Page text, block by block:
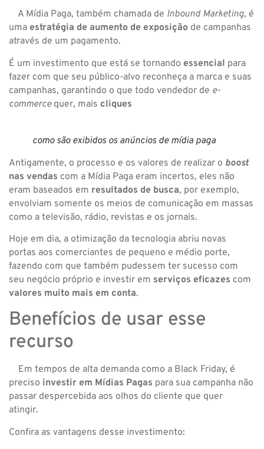
A Mídia Paga, também chamada de Inbound Marketing, é
uma estratégia de aumento de exposição de campanhas
através de um pagamento.
É um investimento que está se tornando essencial para
fazer com que seu público-alvo reconheça a marca e suas
campanhas, garantindo o que todo vendedor de e-
commercequer, mais cliques
como são exibidos os anúncios de mídia paga
Antigamente, o processo e os valores de realizar o boost
nas vendas com a Mídia Paga eram incertos, eles não
eram baseados em resultados de busca, por exemplo,
envolviam somente os meios de comunicação em massas
como a televisão, rádio, revistas e os jornais.
Hoje em dia, a otimização da tecnologia abriu novas
portas aos comerciantes de pequeno e médio porte,
fazendo com que também pudessem ter sucesso com
seu negócio próprio e investir em serviços eficazes com
valores muito mais em conta.
Benefícios de usar esse
recurso
Em tempos de alta demanda como a Black Friday, é
preciso investir em Mídias Pagas para sua campanha não
passar despercebida aos olhos do cliente que quer
atingir.
Confira as vantagens desse investimento: